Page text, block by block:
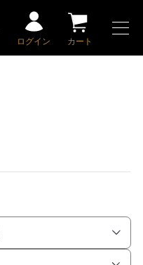
ログイン カート